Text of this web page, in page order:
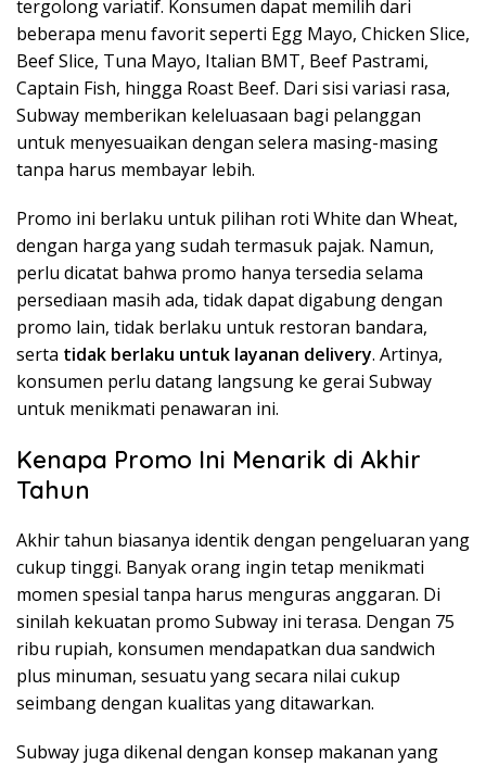
tergolong variatif. Konsumen dapat memilih dari
beberapa menu favorit seperti Egg Mayo, Chicken Slice,
Beef Slice, Tuna Mayo, Italian BMT, Beef Pastrami,
Captain Fish, hingga Roast Beef. Dari sisi variasi rasa,
Subway memberikan keleluasaan bagi pelanggan
untuk menyesuaikan dengan selera masing-masing
tanpa harus membayar lebih.
Promo ini berlaku untuk pilihan roti White dan Wheat,
dengan harga yang sudah termasuk pajak. Namun,
perlu dicatat bahwa promo hanya tersedia selama
persediaan masih ada, tidak dapat digabung dengan
promo lain, tidak berlaku untuk restoran bandara,
serta tidak berlaku untuk layanan delivery. Artinya,
konsumen perlu datang langsung ke gerai Subway
untuk menikmati penawaran ini.
Kenapa Promo Ini Menarik di Akhir
Tahun
Akhir tahun biasanya identik dengan pengeluaran yang
cukup tinggi. Banyak orang ingin tetap menikmati
momen spesial tanpa harus menguras anggaran. Di
sinilah kekuatan promo Subway ini terasa. Dengan 75
ribu rupiah, konsumen mendapatkan dua sandwich
plus minuman, sesuatu yang secara nilai cukup
seimbang dengan kualitas yang ditawarkan.
Subway juga dikenal dengan konsep makanan yang